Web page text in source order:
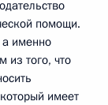
помощи.
именно
того, что
имеет